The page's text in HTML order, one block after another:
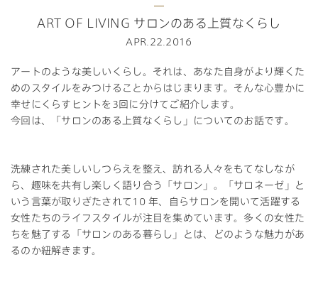
ART OF LIVING サロンのある上質なくらし
APR.22.2016
アートのような美しいくらし。それは、あなた自身がより輝くた
めのスタイルをみつけることからはじまります。そんな心豊かに
幸せにくらすヒントを3回に分けてご紹介します。
今回は、「サロンのある上質なくらし」についてのお話です。
洗練された美しいしつらえを整え、訪れる人々をもてなしなが
ら、趣味を共有し楽しく語り合う「サロン」。「サロネーゼ」と
いう言葉が取りざたされて10 年、自らサロンを開いて活躍する
女性たちのライフスタイルが注目を集めています。多くの女性た
ちを魅了する「サロンのある暮らし」とは、どのような魅力があ
るのか紐解きます。